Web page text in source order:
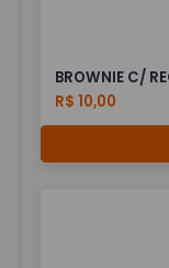
BROWNIE C/
R$ 10,00